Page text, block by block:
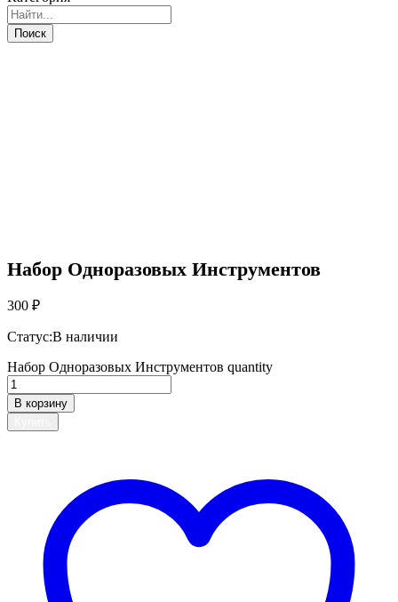
Поиск
Набор Одноразовых Инструментов
300 ₽
Статус:В наличии
Набор Одноразовых Инструментов quantity
В корзину